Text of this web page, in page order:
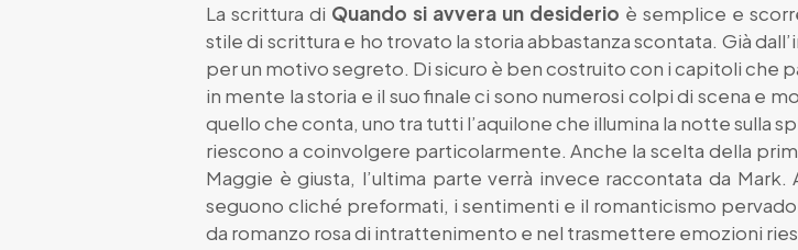
La scrittura di Quando si avvera un desiderio è semplice e
stile di scrittura e ho trovato la storia abbastanza scontata. Già
per un motivo segreto. Di sicuro è ben costruito con i capitoli che
in mente la storia e il suo finale ci sono numerosi colpi di scena e
quello che conta, uno tra tutti l’aquilone che illumina la notte sulla
riescono a coinvolgere particolarmente. Anche la scelta della
Maggie è giusta, l’ultima parte verrà invece raccontata da
seguono cliché preformati, i sentimenti e il romanticismo
da romanzo rosa di intrattenimento e nel trasmettere emozioni